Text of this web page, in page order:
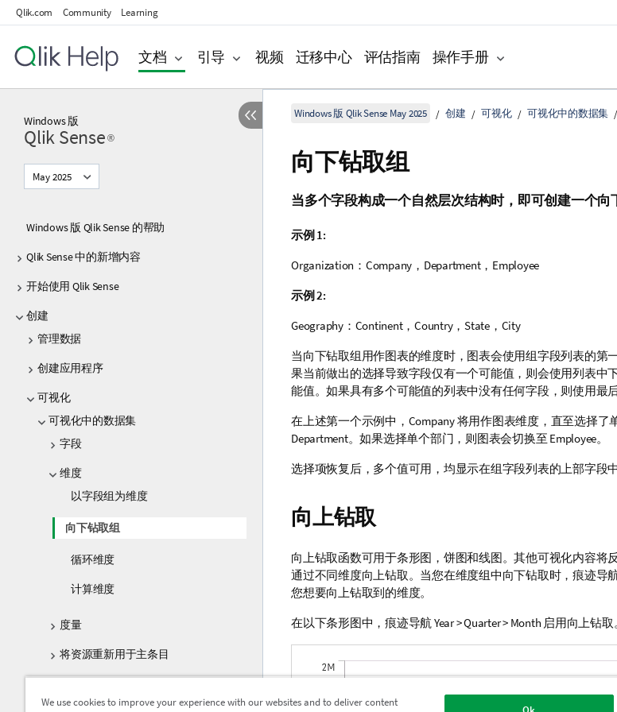
Qlik.com Community Learning
文档 引导 视频 迁移中心 评估指南 操作手册
Windows版
Qlik Sense ®
May 2025
Windows 版 Qlik Sense 的帮助
Qlik Sense 中的新增内容
开始使用 Qlik Sense
创建
管理数据
创建应用程序
可视化
可视化中的数据集
字段
维度
以字段组为维度
向下钻取组
循环维度
计算维度
度量
将资源重新用于主条目
Windows 版 Qlik Sense May 2025 创建 可视化 可视化中的数据集
向下钻取组
当多个字段构成一个自然层次结构时，即可创建一个向
示例 1:
Organization ： Company ， Department， Employee
示例 2:
Geography： Continent， Country， State， City
当向下钻取组用作图表的维度时，图表会使用组字段列表的第
果当前做出的选择导致字段仅有一个可能值，则会使用列表中
能值。如果具有多个可能值的列表中没有任何字段，则使用最后
在上述第一个示例中， Company将用作图表维度，直至选择了
Department。如果选择单个部门，则图表会切换至 Employee。
选择项恢复后，多个值可用，均显示在组字段列表的上部字段
向上钻取
向上钻取函数可用于条形图，饼图和线图。其他可视化内容将
通过不同维度向上钻取。当您在维度组中向下钻取时，痕迹导
您想要向上钻取到的维度。
在以下条形图中，痕迹导航 Year > Quarter > Month 启用向上钻取。
We use cookies to improve your experience with our websites and to deliver content